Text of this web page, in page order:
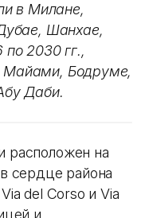
в Милане,
Шанхае,
2030 гг.,
Майами, Бодруме,
Даби.
расположен на
сердце района
del Corso и Via